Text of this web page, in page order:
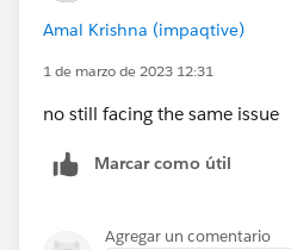
Amal Krishna (impaqtive)
1 de marzo de 2023 12:31
no still facing the same issue
Marcar como útil
Agregar un comentario